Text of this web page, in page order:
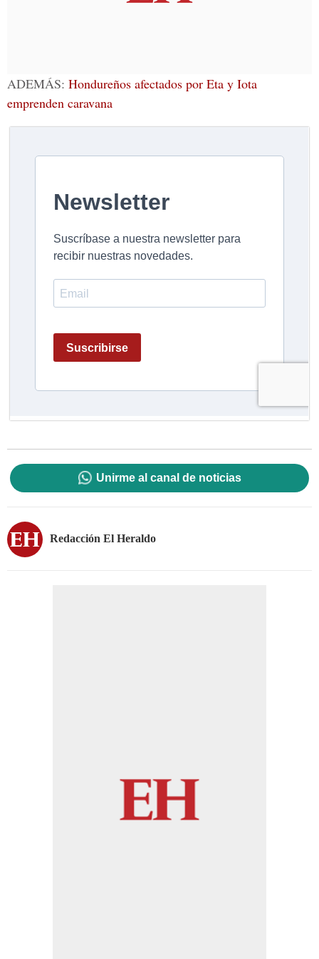
ADEMÁS: Hondureños afectados por Eta y Iota
emprenden caravana
Unirme al canal de noticias
Redacción El Heraldo